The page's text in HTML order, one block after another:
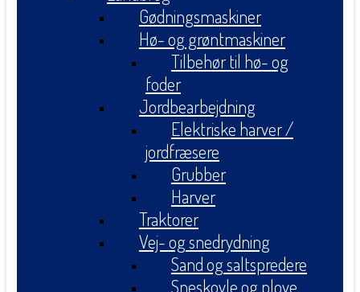
Gødningsmaskiner
Hø- og grøntmaskiner
Tilbehør til hø- og
foder
Jordbearbejdning
Elektriske harver /
jordfræsere
Grubber
Harver
Traktorer
Vej- og snedrydning
Sand og saltspredere
Sneskovle og plove